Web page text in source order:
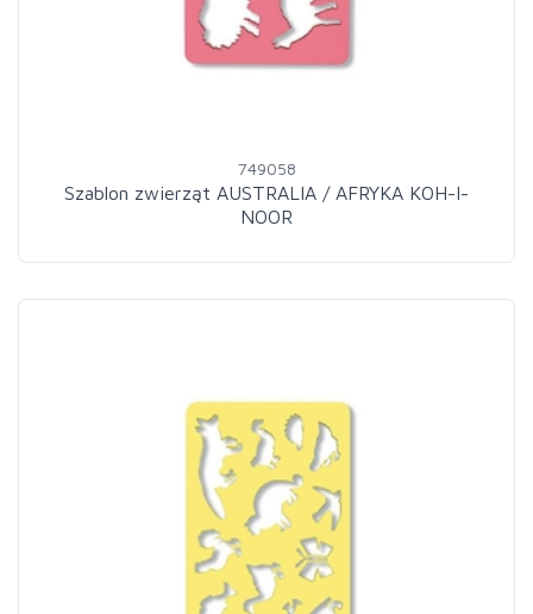
749058
Szablon zwierząt AUSTRALIA / AFRYKA KOH-I-
NOOR